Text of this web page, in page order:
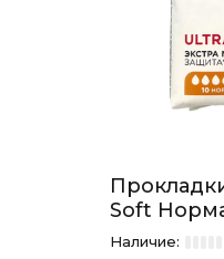
Soft
Наличие: